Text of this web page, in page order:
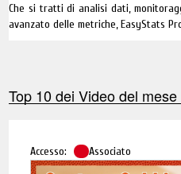
Che si tratti di analisi dati,
avanzato delle metriche, EasyStats
Top 10 dei Video del mese
Accesso: Associato